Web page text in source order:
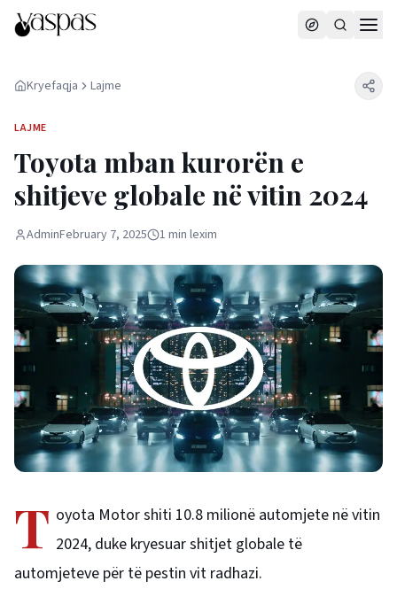
Kryefaqja Lajme
LAJME
Toyota mban kurorën e
shitjeve globale në vitin 2024
AdminFebruary 7, 2025 1 min lexim
T oyota Motor shiti 10.8 milionë automjete në vitin
2024, duke kryesuar shitjet globale të
automjeteve për të pestin vit radhazi.